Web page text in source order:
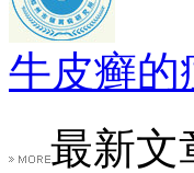
牛皮癣的
最新文